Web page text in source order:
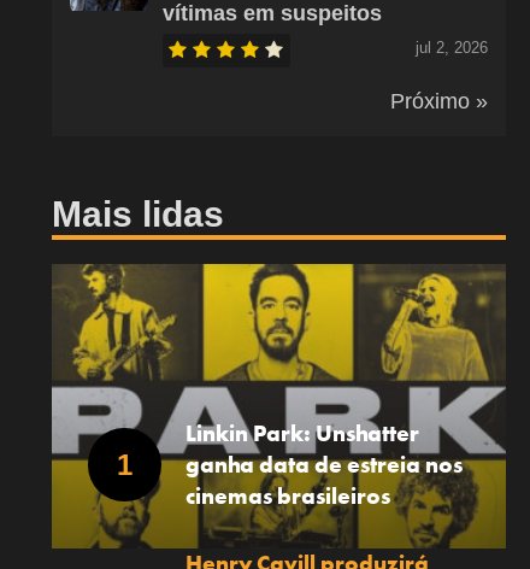
vítimas em suspeitos
jul 2, 2026
Próximo »
Mais lidas
Linkin Park: Unshatter
ganha data de estreia nos
cinemas brasileiros